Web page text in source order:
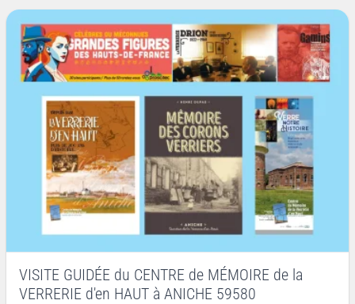
VISITE GUIDÉE du CENTRE de MÉMOIRE de la
VERRERIE d'en HAUT à ANICHE 59580